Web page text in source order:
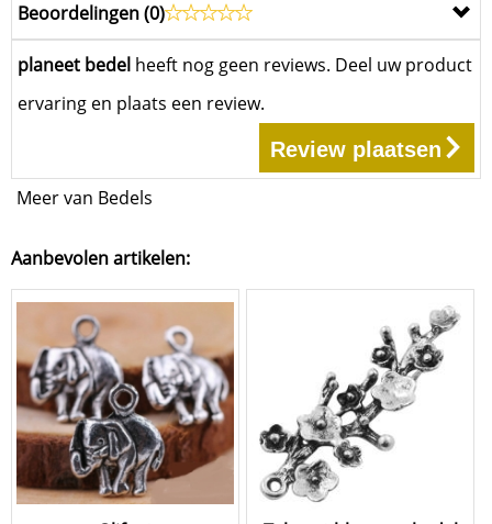
Beoordelingen (0)
planeet bedel heeft nog geen reviews. Deel uw product
ervaring en plaats een review.
Review plaatsen
Meer van Bedels
Aanbevolen artikelen: